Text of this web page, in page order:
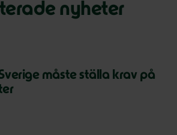
nyheter
måste ställa krav på